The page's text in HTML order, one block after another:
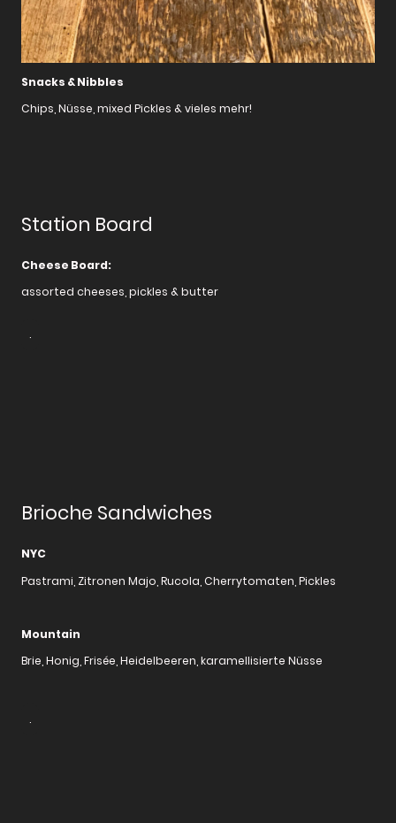
Snacks & Nibbles
Chips, Nüsse, mixed Pickles & vieles mehr!
Station Board
Cheese Board:
assorted cheeses, pickles & butter
.
Brioche Sandwiches
NYC
Pastrami, Zitronen Majo, Rucola, Cherrytomaten, Pickles
Mountain
Brie, Honig, Frisée, Heidelbeeren, karamellisierte Nüsse
.